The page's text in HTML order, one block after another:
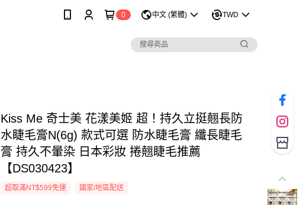
0 中文 (繁體) TWD
Kiss Me 奇士美 花漾美姬 超！持久立挺翹長防
水睫毛膏N(6g) 款式可選 防水睫毛膏 纖長睫毛
膏 持久不暈染 日本彩妝 捲翹睫毛推薦
【DS030423】
超取滿NT$599免運 國家/地區配送